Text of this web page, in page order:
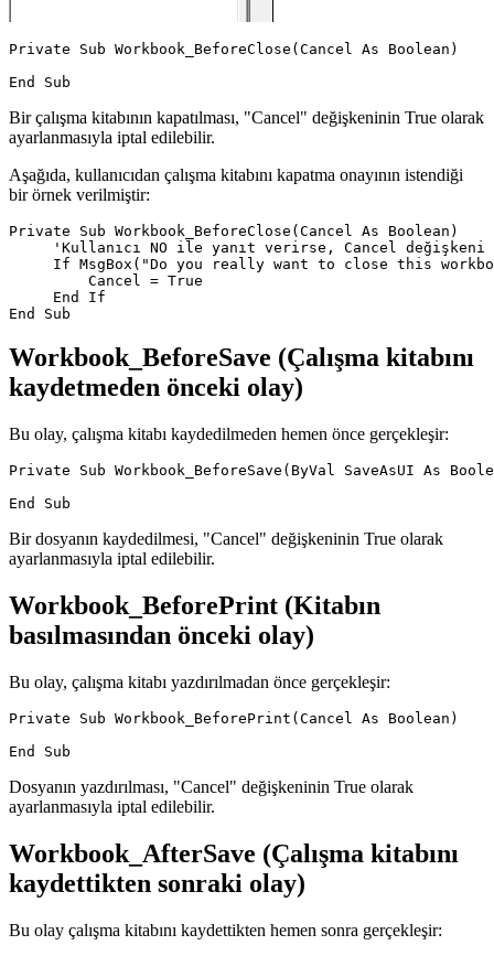
Private Sub Workbook_BeforeClose(Cancel As Boolean)
Bir çalışma kitabının kapatılması, "Cancel" değişkeninin True olarak
ayarlanmasıyla iptal edilebilir.
Aşağıda, kullanıcıdan çalışma kitabını kapatma onayının istendiği
bir örnek verilmiştir:
Private Sub Workbook_BeforeClose(Cancel As Boolean)
'Kullanıcı NO ile yanıt verirse, Cancel
If MsgBox("Do you really want to close this
         Cancel = True
     End If
Workbook_BeforeSave (Çalışma kitabını
kaydetmeden önceki olay)
Bu olay, çalışma kitabı kaydedilmeden hemen önce gerçekleşir:
Private Sub Workbook_BeforeSave(ByVal SaveAsUI As
Bir dosyanın kaydedilmesi, "Cancel" değişkeninin True olarak
ayarlanmasıyla iptal edilebilir.
Workbook_BeforePrint (Kitabın
basılmasından önceki olay)
Bu olay, çalışma kitabı yazdırılmadan önce gerçekleşir:
Private Sub Workbook_BeforePrint(Cancel As Boolean)
Dosyanın yazdırılması, "Cancel" değişkeninin True olarak
ayarlanmasıyla iptal edilebilir.
Workbook_AfterSave (Çalışma kitabını
kaydettikten sonraki olay)
Bu olay çalışma kitabını kaydettikten hemen sonra gerçekleşir: